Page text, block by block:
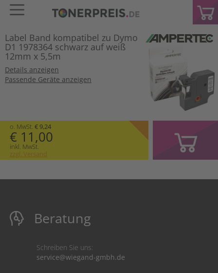
Label Band kompatibel zu Dymo
D1 1978364 schwarz auf weiß
12mm x 5,5m
Details anzeigen
Passende Geräte anzeigen
o. MwSt. € 9,24
€ 11,00
inkl. MwSt.
zzgl. Versand
Beratung
Schreiben Sie uns:
service@wiegand-gmbh.de